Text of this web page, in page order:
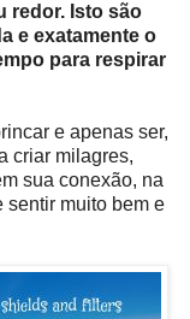
redor. Isto são
e exatamente o
para respirar
e apenas ser,
criar milagres,
sua conexão, na
sentir muito bem e